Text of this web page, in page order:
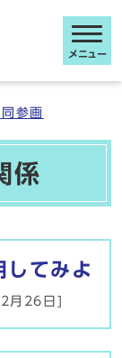
メニュー
参画
係
してみよ
月26日]